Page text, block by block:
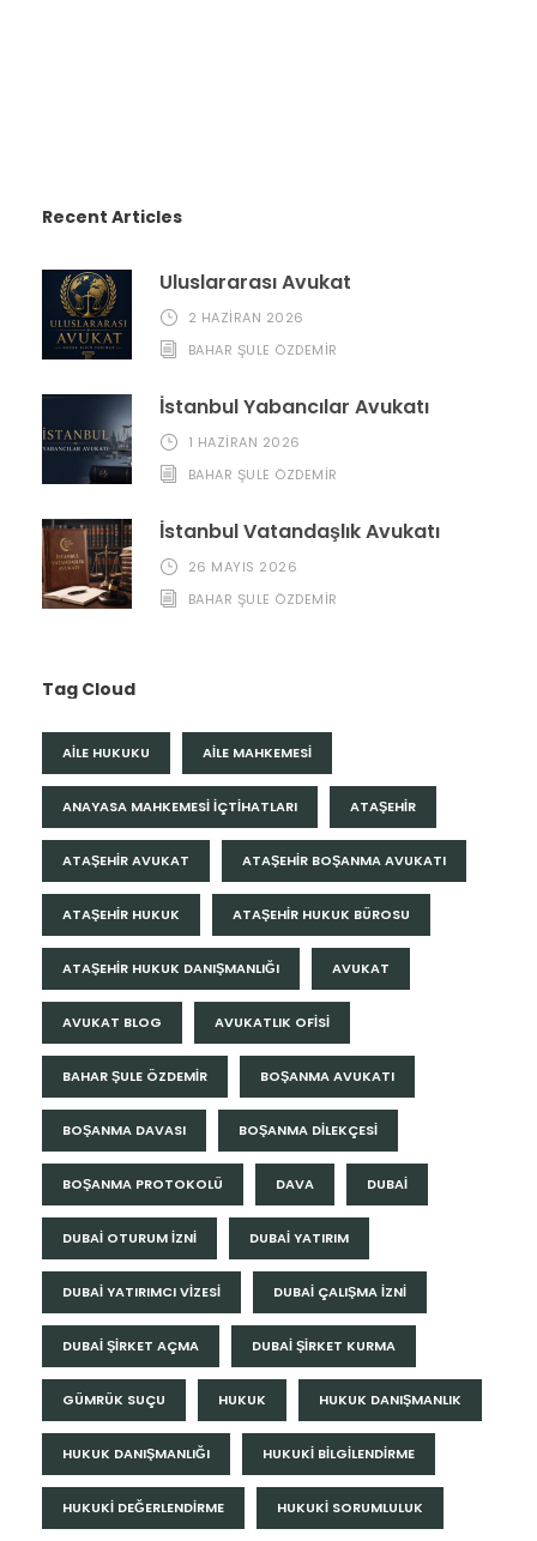
Recent Articles
Uluslararası Avukat
2 HAZIRAN 2026
BAHAR ŞULE ÖZDEMİR
İstanbul Yabancılar Avukatı
1 HAZIRAN 2026
BAHAR ŞULE ÖZDEMİR
İstanbul Vatandaşlık Avukatı
26 MAYIS 2026
BAHAR ŞULE ÖZDEMİR
Tag Cloud
AILE HUKUKU AILE MAHKEMESI
ANAYASA MAHKEMESI IÇTIHATLARI ATAŞEHIR
ATAŞEHIR AVUKAT ATAŞEHIR BOŞANMA AVUKATI
ATAŞEHIR HUKUK ATAŞEHIR HUKUK BÜROSU
ATAŞEHIR HUKUK DANIŞMANLIĞI AVUKAT
AVUKAT BLOG AVUKATLIK OFISI
BAHAR ŞULE ÖZDEMİR BOŞANMA AVUKATI
BOŞANMA DAVASI BOŞANMA DILEKÇESI
BOŞANMA PROTOKOLÜ DAVA DUBAI
DUBAI OTURUM İZNI DUBAI YATIRIM
DUBAI YATIRIMCI VIZESI DUBAI ÇALIŞMA İZNI
DUBAI ŞIRKET AÇMA DUBAI ŞIRKET KURMA
GÜMRÜK SUÇU HUKUK HUKUK DANIŞMANLIK
HUKUK DANIŞMANLIĞI HUKUKI BILGILENDIRME
HUKUKI DEĞERLENDIRME HUKUKI SORUMLULUK